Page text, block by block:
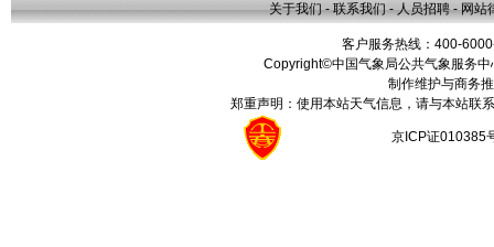
关于我们 - 联系我们 - 人员招聘 - 网站
客户服务热线：400-
Copyright©中国气象局公共气象服务
制作维护与商务
郑重声明：使用本站天气信息，请与本站联
京ICP证010385